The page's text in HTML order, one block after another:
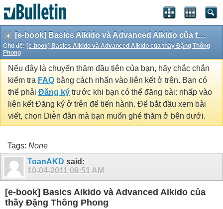
[e-book] Basics Aikido và Advanced Aikido của thầy Đặng Thông Phong
Chủ đề: [e-book] Basics Aikido và Advanced Aikido của thầy Đặng Thông
Phong
Nếu đây là chuyến thăm đầu tiên của bạn, hãy chắc chắn
kiểm tra FAQ bằng cách nhấn vào liên kết ở trên. Bạn có
thể phải Đăng ký trước khi bạn có thể đăng bài: nhấp vào
liên kết Đăng ký ở trên để tiến hành. Để bắt đầu xem bài
viết, chọn Diễn đàn mà bạn muốn ghé thăm ở bên dưới.
Tags: None
ToanAKD said:
10-04-2011 08:51 AM
[e-book] Basics Aikido và Advanced Aikido của
thầy Đặng Thông Phong